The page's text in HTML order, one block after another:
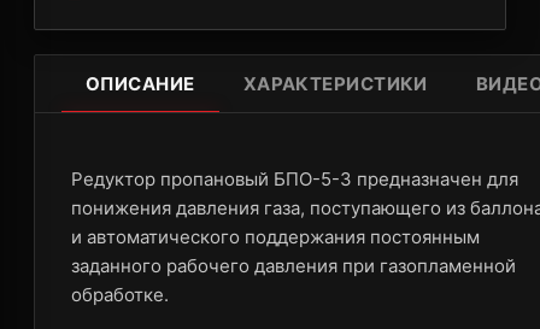
ОПИСАНИЕ ХАРАКТЕРИСТИКИ
Редуктор пропановый БПО-5-3 предназначен для
понижения давления газа, поступающего из
и автоматического поддержания постоянным
заданного рабочего давления при газопламенной
обработке.